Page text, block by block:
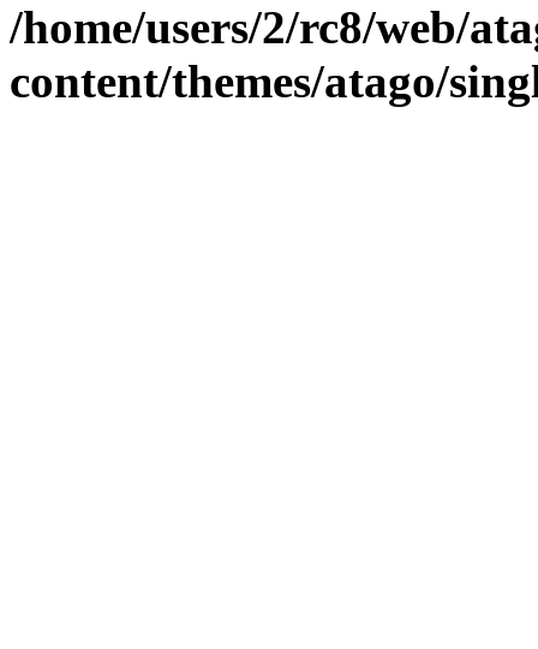
/home/users/2/rc8/web/
content/themes/atago/